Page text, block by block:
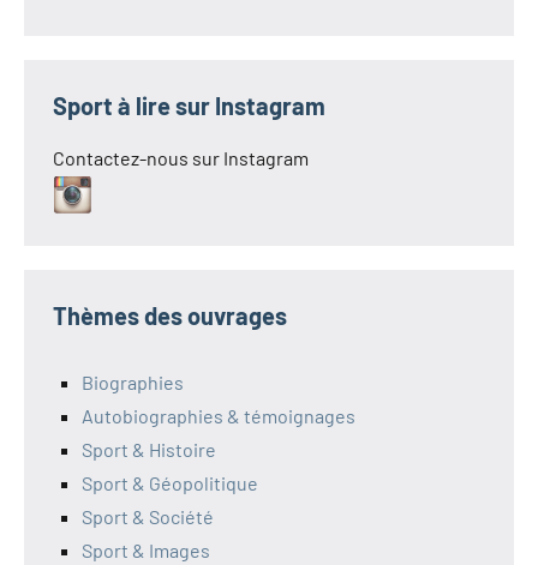
Sport à lire sur Instagram
Contactez-nous sur Instagram
Thèmes des ouvrages
Biographies
Autobiographies & témoignages
Sport & Histoire
Sport & Géopolitique
Sport & Société
Sport & Images